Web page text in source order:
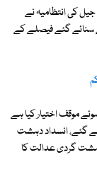
کی انتظامیہ نے
سنائے گئے فیصلے کے
موقف اختیار کیا ہے
گئے، انسداد دہشت
گردی عدالت کا